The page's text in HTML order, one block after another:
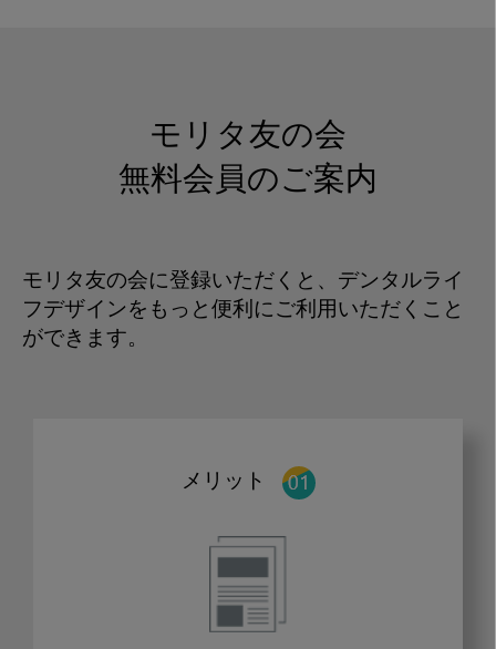
モリタ友の会
無料会員のご案内
モリタ友の会に登録いただくと、デンタルライ
フデザインをもっと便利にご利用いただくこと
ができます。
メリット